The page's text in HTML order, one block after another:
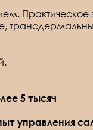
5 тысяч
управления